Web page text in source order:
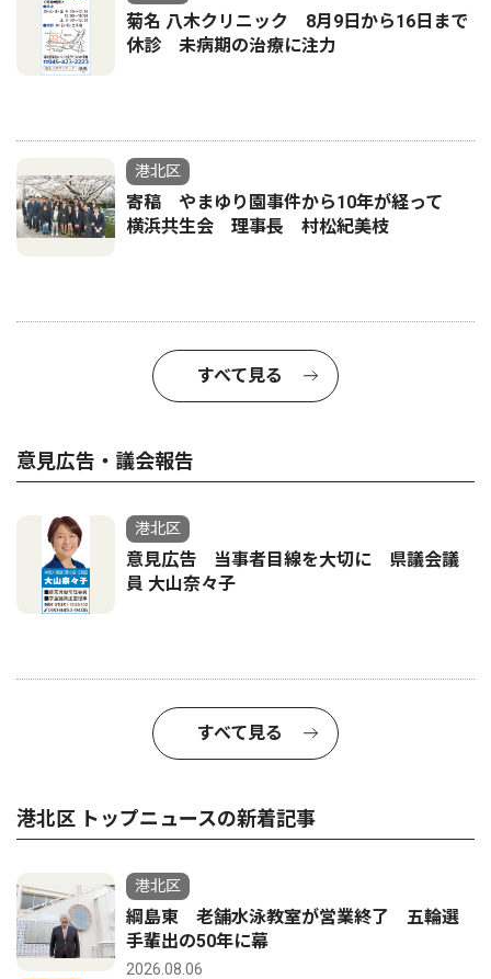
菊名 八木クリニック 8月9日から16日まで
休診 未病期の治療に注力
港北区
寄稿 やまゆり園事件から10年が経って
横浜共生会 理事長 村松紀美枝
すべて見る
意見広告・議会報告
港北区
意見広告 当事者目線を大切に 県議会議
員 大山奈々子
すべて見る
港北区 トップニュースの新着記事
港北区
綱島東 老舗水泳教室が営業終了 五輪選
手輩出の50年に幕
2026.08.06